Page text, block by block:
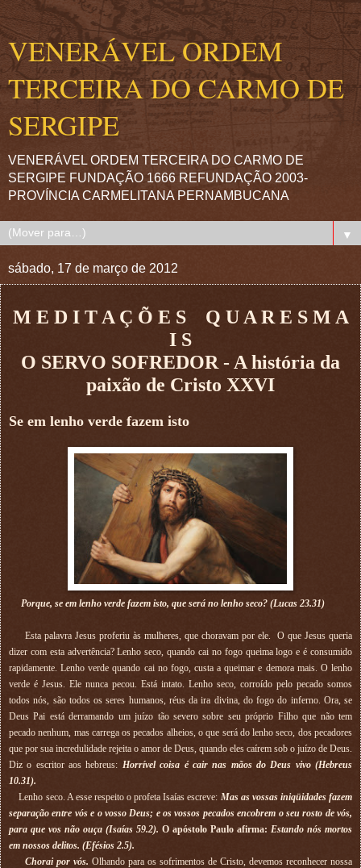
VENERÁVEL ORDEM
TERCEIRA DO CARMO DE
SERGIPE
VENERÁVEL ORDEM TERCEIRA DO CARMO DE
SERGIPE FUNDAÇÃO 1666 REFUNDAÇÃO 2003-
PROVÍNCIA CARMELITANA PERNAMBUCANA
▼
sábado, 17 de março de 2012
M E D I T A Ç Õ E S Q U A R E S M A
I S
O SERVO SOFREDOR - A história da
paixão de Cristo XXVI
Se em lenho verde fazem isto
Porque, se em lenho verde fazem isto, que será no lenho seco? (Lucas 23.31)
Esta palavra Jesus proferiu às mulheres, que choravam por ele. O que Jesus queria
dizer com esta advertência? Lenho seco, quando cai no fogo queima logo e é consumido
rapidamente. Lenho verde quando cai no fogo, custa a queimar e demora mais. O lenho
verde é Jesus. Ele nunca pecou. Está intato. Lenho seco, corroído pelo pecado somos
todos nós, são todos os seres humanos, réus da ira divina, do fogo do inferno. Ora, se
Deus Pai está derramando um juízo tão severo sobre seu próprio Filho que não tem
pecado nenhum, mas carrega os pecados alheios, o que será do lenho seco, dos pecadores
que por sua incredulidade rejeita o amor de Deus, quando eles caírem sob o juízo de Deus.
Diz o escritor aos hebreus: Horrível coisa é cair nas mãos do Deus vivo (Hebreus
10.31).
Lenho seco. A esse respeito o profeta Isaías escreve: Mas as vossas iniqüidades fazem
separação entre vós e o vosso Deus; e os vossos pecados encobrem o seu rosto de vós,
para que vos não ouça (Isaías 59.2). O apóstolo Paulo afirma: Estando nós mortos
em nossos delitos. (Efésios 2.5).
Chorai por vós. Olhando para os sofrimentos de Cristo, devemos reconhecer nossa